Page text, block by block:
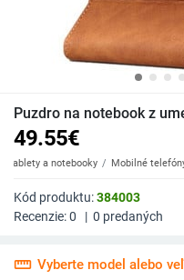
Puzdro na notebook z
49.55€
tablety a notebooky Mobilné
Kód produktu:384003
Recenzie:0 | 0 predaných
straighten Vyberte model alebo